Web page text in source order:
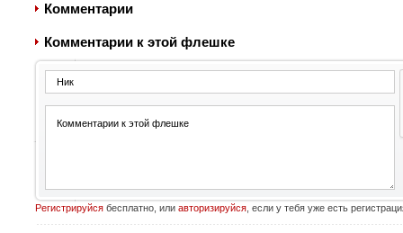
Комментарии
Комментарии к этой флешке
Регистрируйсябесплатно, или авторизируйся, если у тебя уже есть